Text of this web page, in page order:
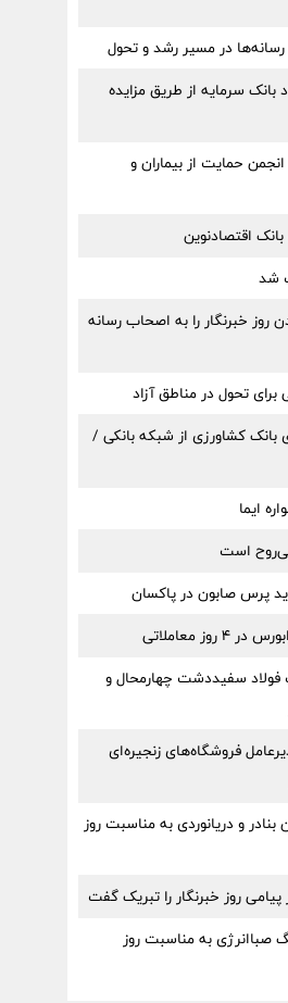
در مسیر رشد و تحول
بانک سرمایه از طریق مزایده
حمایت از بیماران و
اقتصادنوین
روز خبرنگار را به اصحاب رسانه
کشاورزی از شبکه بانکی /
بی‌روح است
پرس صابون در پاكسان
فولاد سفیددشت چهارمحال و
فروشگاه‌های زنجیره‌ای
و دریانوردی به مناسبت روز
روز خبرنگار را تبریک گفت
صباانرژی به مناسبت روز